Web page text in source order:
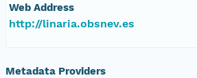
Web Address
http://linaria.obsnev.es
Metadata Providers